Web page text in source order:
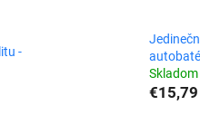
-
Skladom
€15,79